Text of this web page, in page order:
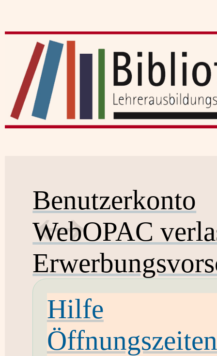
Benutzerkonto
WebOPAC
Hilfe
Öffnungszeiten